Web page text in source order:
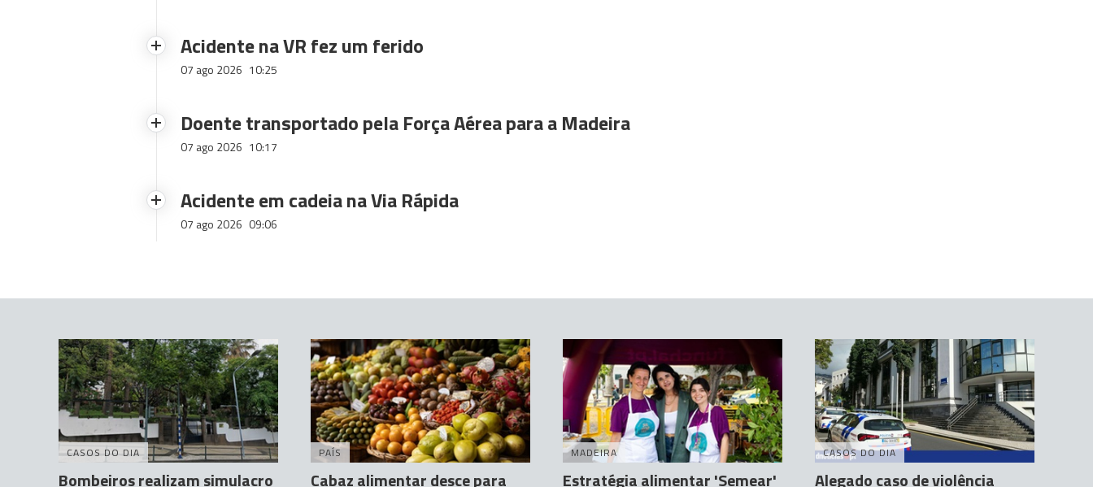
Acidente na VR fez um ferido
07 ago 2026 10:25
Doente transportado pela Força Aérea para a Madeira
07 ago 2026 10:17
Acidente em cadeia na Via Rápida
07 ago 2026 09:06
CASOS DO DIA
Bombeiros realizam simulacro
PAÍS
Cabaz alimentar desce para
MADEIRA
Estratégia alimentar 'Semear'
CASOS DO DIA
Alegado caso de violência